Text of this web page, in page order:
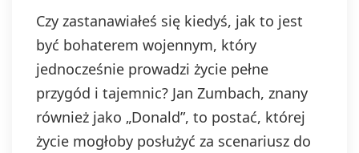
Czy zastanawiałeś się kiedyś, jak to jest
być bohaterem wojennym, który
jednocześnie prowadzi życie pełne
przygód i tajemnic? Jan Zumbach, znany
również jako „Donald”, to postać, której
życie mogłoby posłużyć za scenariusz do